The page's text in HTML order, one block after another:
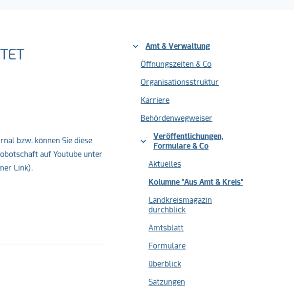
bzw. können Sie diese
auf Youtube unter
Link).
Amt & Verwaltung
Öffnungszeiten & Co
Organisationsstruktur
Karriere
Behördenwegweiser
Veröffentlichungen,
Formulare & Co
Aktuelles
Kolumne "Aus Amt & Kreis"(current)
Landkreismagazin
durchblick
Amtsblatt
Formulare
überblick
Satzungen